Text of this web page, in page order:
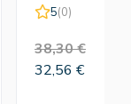
5(0)
38,30 €
32,56 €